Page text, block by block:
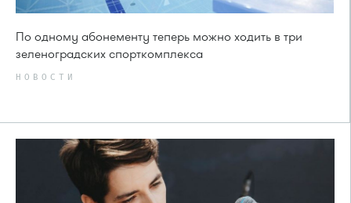
По одному абонементу теперь можно ходить в три
зеленоградских спорткомплекса
НОВОСТИ